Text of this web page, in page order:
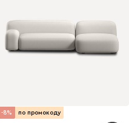
-8% по промокоду